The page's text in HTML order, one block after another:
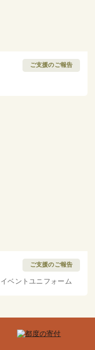
ご支援のご報告
ご支援のご報告
ベントユニフォーム